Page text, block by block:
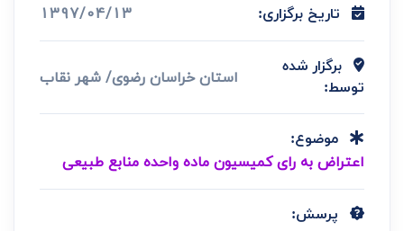
تاریخ برگزاری: 1397/04/13
برگزار شده
توسط:
استان خراسان رضوی/ شهر نقاب
موضوع:
اعتراض به رای کمیسیون ماده واحده منابع طبیعی
پرسش: